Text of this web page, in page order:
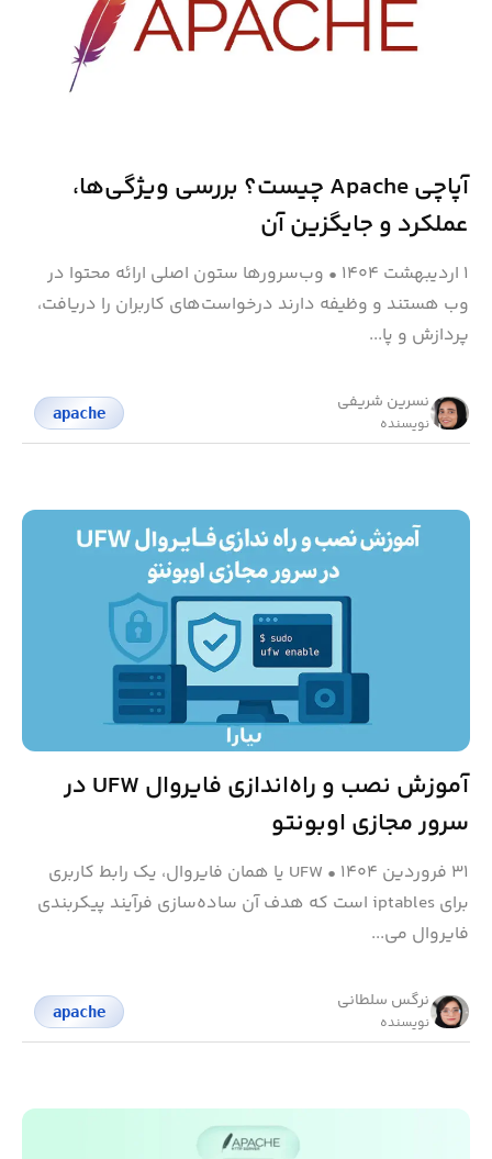
آپاچی Apache چیست؟ بررسی ویژگی‌ها،
عملکرد و جایگزین آن
۱ اردیبهشت ۱۴۰۴ • وب‌سرورها ستون اصلی ارائه محتوا در
وب هستند و وظیفه دارند درخواست‌های کاربران را دریافت،
پردازش و پا...
نسرین شریفی
نویسنده
apache
آموزش نصب و راه‌اندازی فایروال UFW در
سرور مجازی اوبونتو
۳۱ فروردین ۱۴۰۴ •
UFW یا همان فایروال، یک رابط کاربری
برای iptables است که هدف آن ساده‌سازی فرآیند پیکربندی
فایروال می...
نرگس سلطانی
نویسنده
apache